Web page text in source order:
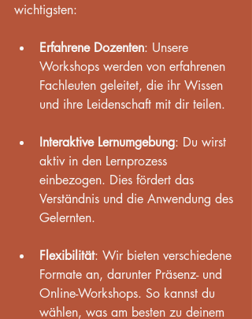
wichtigsten:
Erfahrene Dozenten: Unsere
Workshops werden von erfahrenen
Fachleuten geleitet, die ihr Wissen
und ihre Leidenschaft mit dir teilen.
Interaktive Lernumgebung: Du wirst
aktiv in den Lernprozess
einbezogen. Dies fördert das
Verständnis und die Anwendung des
Gelernten.
Flexibilität: Wir bieten verschiedene
Formate an, darunter Präsenz- und
Online-Workshops. So kannst du
wählen, was am besten zu deinem